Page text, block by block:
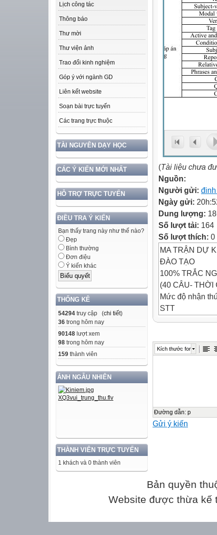
Lịch công tác
Thông báo
Thư mời
Thư viện ảnh
Trao đổi kinh nghiệm
Góp ý với ngành GD
Liên kết website
Soạn bài trực tuyến
Các trang trực thuộc
TÀI NGUYÊN DẠY HỌC
CÁC Ý KIẾN MỚI NHẤT
HỖ TRỢ TRỰC TUYẾN
ĐIỀU TRA Ý KIẾN
Bạn thấy trang này như thế nào?
Đẹp
Bình thường
Đơn điệu
Ý kiến khác
THỐNG KÊ
54294 truy cập (chi tiết)
36 trong hôm nay
90148 lượt xem
98 trong hôm nay
159 thành viên
ẢNH NGẪU NHIÊN
THÀNH VIÊN TRỰC TUYẾN
1 khách và 0 thành viên
(Tài liệu chưa
Nguồn:
Người gửi:
Ngày gửi:
Dung lượng:
Số lượt tải: 164
Số lượt thích: 0
MA TRẬN DỰ
ĐÀO TẠO
100% TRẮC
(40 CÂU- THỜI
Mức độ nhận
STT
Nội dung kiến
Trọng âm
Phát âm của
Phát âm đuôi “s,
Kích thước font
Đường dẫn: p
Gửi ý kiến
Bản quyền
Website được thừa